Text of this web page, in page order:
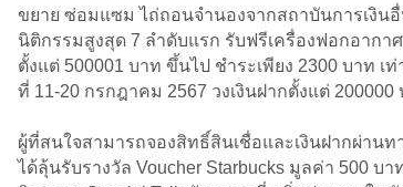
ขยาย ซ่อมแซม ไถ่ถอนจำนองจากสถาบันการเงิน
นิติกรรมสูงสุด 7 ลำดับแรก รับฟรีเครื่องฟอกอากา
ตั้งแต่ 500001 บาท ขึ้นไป ชำระเพียง 2300 บาท เ
ที่ 11-20 กรกฎาคม 2567 วงเงินฝากตั้งแต่
ผู้ที่สนใจสามารถจองสิทธิ์สินเชื่อและเงินฝากผ่านท
ได้ลุ้นรับรางวัล Voucher Starbucks มูลค่า 500 บ